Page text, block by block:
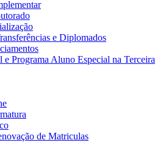
e Diplomados
e Programa Aluno Especial na Terceira
de Matriculas